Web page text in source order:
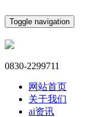
Toggle navigation
0830-2299711
网站首页
关于我们
ai资讯